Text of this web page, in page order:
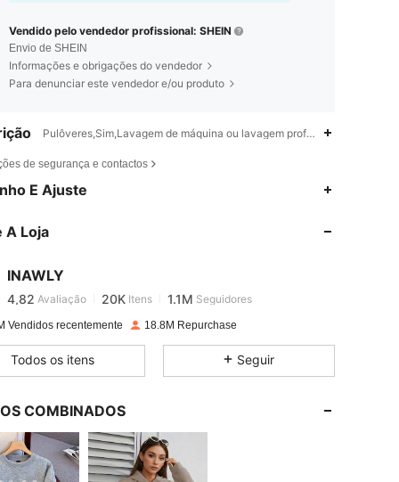
Vendido pelo vendedor profissional: SHEIN
Envio de SHEIN
Informações e obrigações do vendedor
Para denunciar este vendedor e/ou produto
Pulôveres,Sim,Lavagem de máquina ou lavagem profissional a seco
de segurança e contactos
E Ajuste
A Loja
INAWLY
4,82
4,82
4,82 Avaliação 20K Itens 1.1M Seguidores
c***spago1 dia atrás
4,82 20K 1.1M
4,82 20K 1.1M
Vendidos recentemente 18.8M Repurchase
Todos os itens Seguir
COMBINADOS